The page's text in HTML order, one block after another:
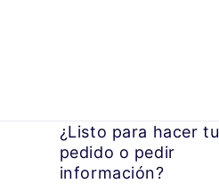
¿Listo para hacer tu
pedido o pedir
información?